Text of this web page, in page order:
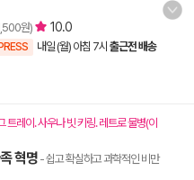
원) 10.0
내일 (월) 아침 7시 출근전 배송
트레이. 사우나 빗 키링. 레트로 물병(이
혁명 - 쉽고 확실하고 과학적인 비만